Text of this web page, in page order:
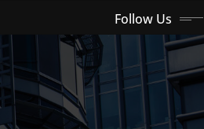
Follow Us